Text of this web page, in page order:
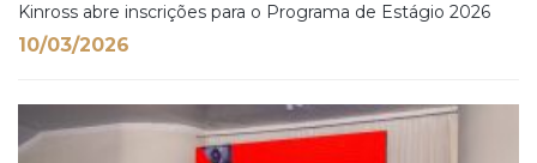
Kinross abre inscrições para o Programa de Estágio 2026
10/03/2026